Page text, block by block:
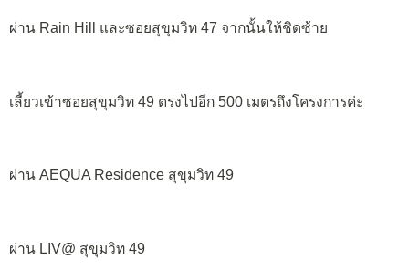
ผ่าน Rain Hill และซอยสุขุมวิท 47 จากนั้นให้ชิดซ้าย
เลี้ยวเข้าซอยสุขุมวิท 49 ตรงไปอีก 500 เมตรถึงโครงการค่ะ
ผ่าน AEQUA Residence สุขุมวิท 49
ผ่าน LIV@ สุขุมวิท 49